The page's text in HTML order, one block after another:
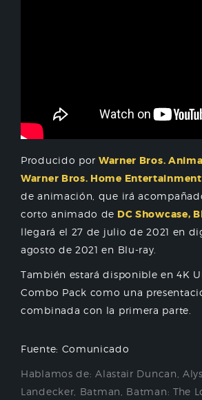
Producido por Warner Bros.
Warner Bros. Home
de animación, que irá
corto animado de DC Showcase,
llegará el 27 de julio de 2021 en
agosto de 2021 en Blu-ray.
También estará disponible en 4K
Combo Pack como una
combinada con la primera parte.
Fuente: Comunicado
Hablamos de:Alastair Duncan ,
Landecker Batman Batman: The